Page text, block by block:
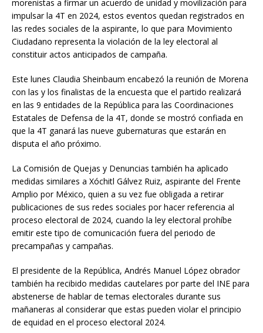
morenistas a firmar un acuerdo de unidad y movilización para
impulsar la 4T en 2024, estos eventos quedan registrados en
las redes sociales de la aspirante, lo que para Movimiento
Ciudadano representa la violación de la ley electoral al
constituir actos anticipados de campaña.
Este lunes Claudia Sheinbaum encabezó la reunión de Morena
con las y los finalistas de la encuesta que el partido realizará
en las 9 entidades de la República para las Coordinaciones
Estatales de Defensa de la 4T, donde se mostró confiada en
que la 4T ganará las nueve gubernaturas que estarán en
disputa el año próximo.
La Comisión de Quejas y Denuncias también ha aplicado
medidas similares a Xóchitl Gálvez Ruiz, aspirante del Frente
Amplio por México, quien a su vez fue obligada a retirar
publicaciones de sus redes sociales por hacer referencia al
proceso electoral de 2024, cuando la ley electoral prohíbe
emitir este tipo de comunicación fuera del periodo de
precampañas y campañas.
El presidente de la República, Andrés Manuel López obrador
también ha recibido medidas cautelares por parte del INE para
abstenerse de hablar de temas electorales durante sus
mañaneras al considerar que estas pueden violar el principio
de equidad en el proceso electoral 2024.